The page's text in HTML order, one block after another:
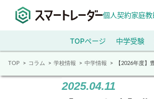
個人契約家庭
TOPページ 中学受験
TOP コラム 学校情報 中学情報 【2026年度】
2025.04.11